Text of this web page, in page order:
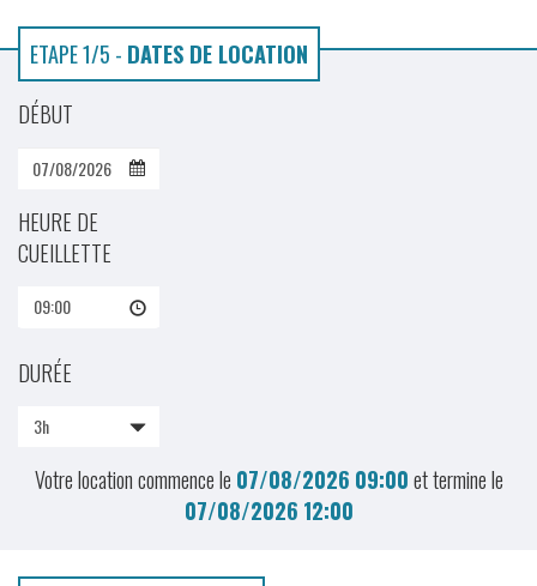
ETAPE 1/5 - DATES DE LOCATION
DÉBUT
HEURE DE
CUEILLETTE
09:00
DURÉE
3h
Votre location commence le 07/08/2026 09:00et termine le
07/08/2026 12:00